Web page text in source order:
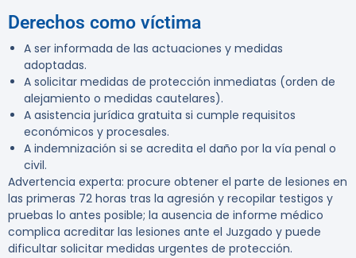
Derechos como víctima
A ser informada de las actuaciones y medidas
adoptadas.
A solicitar medidas de protección inmediatas (orden de
alejamiento o medidas cautelares).
A asistencia jurídica gratuita si cumple requisitos
económicos y procesales.
A indemnización si se acredita el daño por la vía penal o
civil.
Advertencia experta: procure obtener el parte de lesiones en
las primeras 72 horas tras la agresión y recopilar testigos y
pruebas lo antes posible; la ausencia de informe médico
complica acreditar las lesiones ante el Juzgado y puede
dificultar solicitar medidas urgentes de protección.